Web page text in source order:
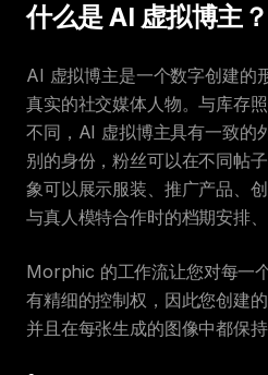
什么是 AI 虚拟博主？
AI 虚拟博主是一个数字创建的
真实的社交媒体人物。与库存
不同，AI 虚拟博主具有一致的
别的身份，粉丝可以在不同帖
象可以展示服装、推广产品、
与真人模特合作时的档期安排、
Morphic 的工作流让您对每一
有精细的控制权，因此您创建
并且在每张生成的图像中都保持